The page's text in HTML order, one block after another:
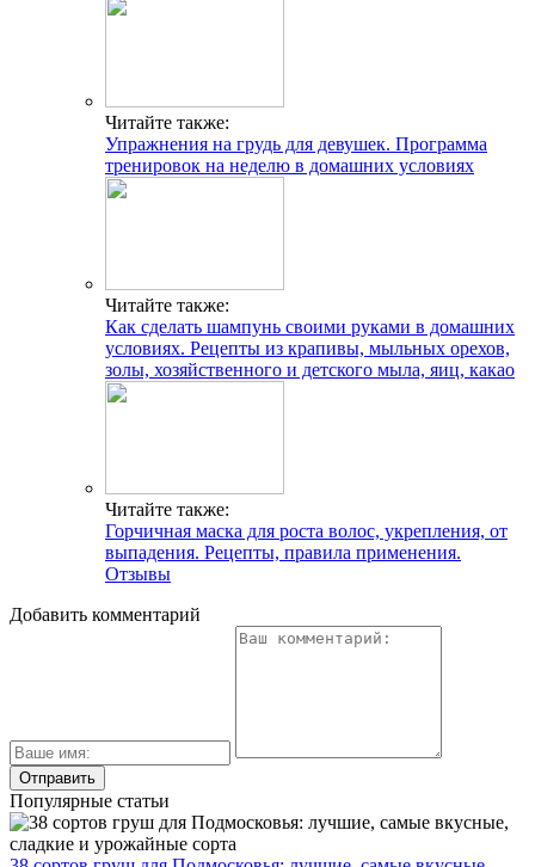
Читайте также:
Упражнения на грудь для девушек. Программа
тренировок на неделю в домашних условиях
Читайте также:
Как сделать шампунь своими руками в домашних
условиях. Рецепты из крапивы, мыльных орехов,
золы, хозяйственного и детского мыла, яиц, какао
Читайте также:
Горчичная маска для роста волос, укрепления, от
выпадения. Рецепты, правила применения.
Отзывы
Добавить комментарий
Популярные статьи